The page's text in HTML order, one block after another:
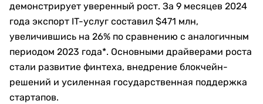
демонстрирует уверенный рост. За 9 месяцев 2024
года экспорт IT-услуг составил $471 млн,
увеличившись на 26% по сравнению с аналогичным
периодом 2023 года*. Основными драйверами роста
стали развитие финтеха, внедрение блокчейн-
решений и усиленная государственная поддержка
стартапов.